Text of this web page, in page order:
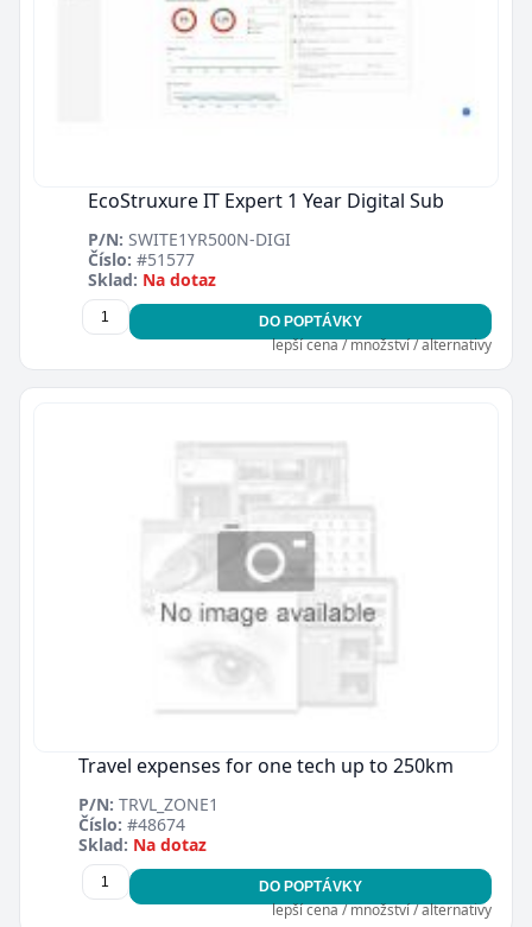
EcoStruxure IT Expert 1 Year Digital Sub
P/N: SWITE1YR500N-DIGI
Číslo: #51577
Sklad: Na dotaz
DO POPTÁVKY
lepší cena / množství / alternativy
Travel expenses for one tech up to 250km
P/N: TRVL_ZONE1
Číslo: #48674
Sklad: Na dotaz
DO POPTÁVKY
lepší cena / množství / alternativy